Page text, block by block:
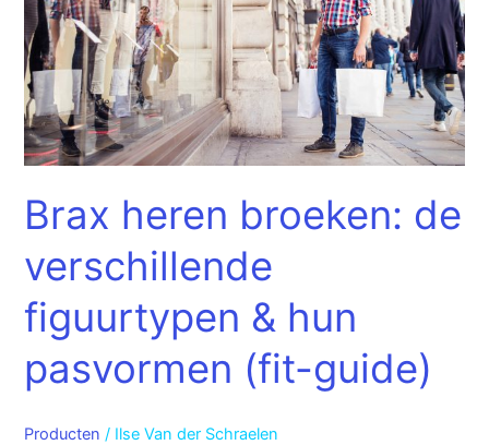
Brax heren broeken: de
verschillende
figuurtypen & hun
pasvormen (fit-guide)
Producten / Ilse Van der Schraelen
figuurtypen
&
hun
pasvormen
(fit-